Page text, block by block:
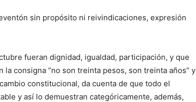
sin propósito ni reivindicaciones, expresión
fueran dignidad, igualdad, participación, y que
consigna “no son treinta pesos, son treinta años” y
constitucional, da cuenta de que todo el
y así lo demuestran categóricamente, además,